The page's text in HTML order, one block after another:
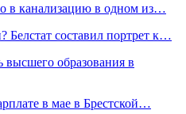
в канализацию в одном из…
Белстат составил портрет к…
высшего образования в
в мае в Брестской…